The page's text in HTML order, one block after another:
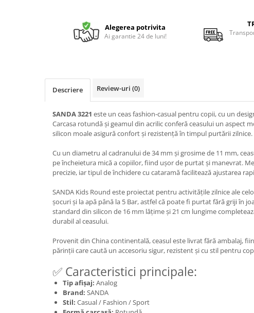
Alegerea potrivita
Ai garantie 24 de luni!
Descriere Review-uri (0)
SANDA 3221 este un ceas fashion-casual pentru copii, cu un
Carcasa rotundă și geamul din acrilic conferă ceasului un aspect
silicon moale asigură confort și rezistență în timpul purtării zilnice.
Cu un diametru al cadranului de 34 mm și grosime de 11 mm,
pe încheietura mică a copiilor, fiind ușor de purtat și manevrat.
precizie, iar tipul de închidere cu cataramă facilitează ajustarea
SANDA Kids Round este proiectat pentru activitățile zilnice ale
șocuri și la apă până la 5 Bar, astfel că poate fi purtat fără griji în
standard din silicon de 16 mm lățime și 21 cm lungime
durabil al ceasului.
Provenit din China continentală, ceasul este livrat fără ambalaj,
părinții care caută un accesoriu sigur, rezistent și cu stil pentru
✅ Caracteristici principale:
Tip afișaj: Analog
Brand: SANDA
Stil: Casual / Fashion / Sport